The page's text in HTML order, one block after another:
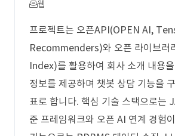
웹
프로젝트는 오픈API(OPEN AI,
Recommenders)와 오픈 라이브러
Index)를 활용하여 회사 소개 내용
정보를 제공하며 챗봇 상담 기능을
표로 합니다. 핵심 기술 스택으로는
준 프레임워크와 오픈 AI 연계 경험